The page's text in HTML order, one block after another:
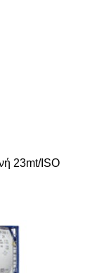
23mt/ISO